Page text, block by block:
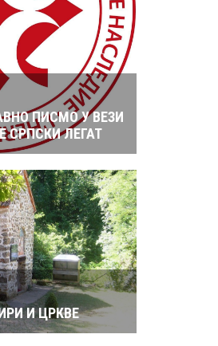
ПИСМО У ВЕЗИ
СРПСКИ ЛЕГАТ
И ЦРКВЕ